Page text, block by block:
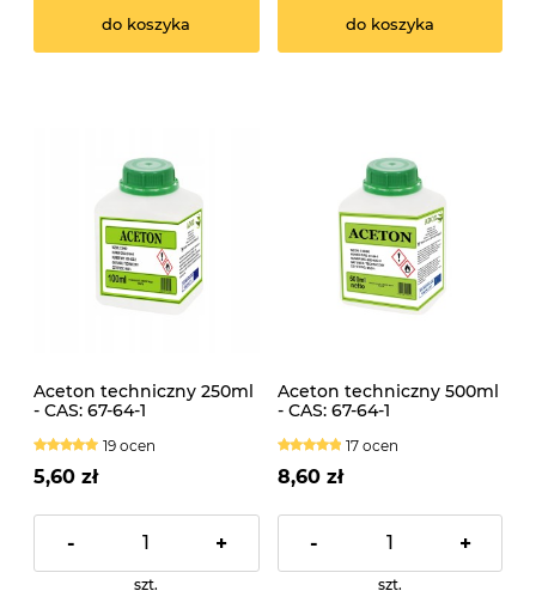
do koszyka do koszyka
Aceton techniczny 250ml
- CAS: 67-64-1
19 ocen
5,60 zł
- +
szt.
Aceton techniczny 500ml
- CAS: 67-64-1
17 ocen
8,60 zł
- +
szt.